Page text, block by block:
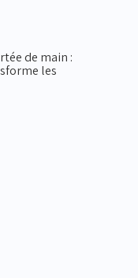
de main :
les